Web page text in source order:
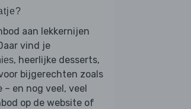
aan lekkernijen
vind je
, heerlijke desserts,
bijgerechten zoals
– en nog veel, veel
op de website of